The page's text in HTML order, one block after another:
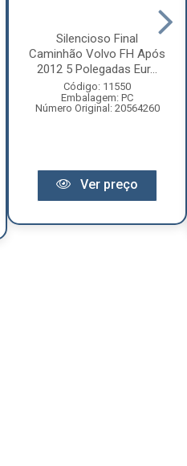
Silencioso Final
Caminhão Volvo FH Após
2012 5 Polegadas Eur...
Código: 11550
Embalagem: PC
Número Original: 20564260
Ver preço